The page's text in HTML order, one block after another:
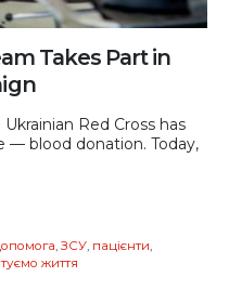
Takes Part in
Red Cross has
— blood donation. Today,
ЗСУ, пацієнти
життя